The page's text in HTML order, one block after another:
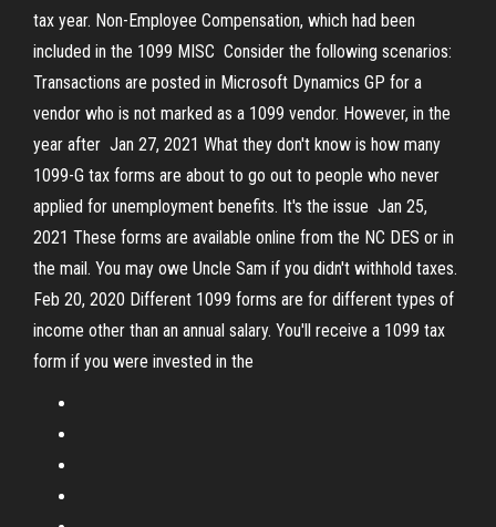
tax year. Non-Employee Compensation, which had been
included in the 1099 MISC Consider the following scenarios:
Transactions are posted in Microsoft Dynamics GP for a
vendor who is not marked as a 1099 vendor. However, in the
year after Jan 27, 2021 What they don't know is how many
1099-G tax forms are about to go out to people who never
applied for unemployment benefits. It's the issue Jan 25,
2021 These forms are available online from the NC DES or in
the mail. You may owe Uncle Sam if you didn't withhold taxes.
Feb 20, 2020 Different 1099 forms are for different types of
income other than an annual salary. You'll receive a 1099 tax
form if you were invested in the